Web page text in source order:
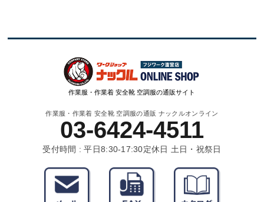
作業服・作業着 安全靴 空調服の通販サイト
作業服・作業着 安全靴 空調服の通販 ナックルオンライン
03-6424-4511
受付時間 : 平日8:30-17:30定休日 土日・祝祭日